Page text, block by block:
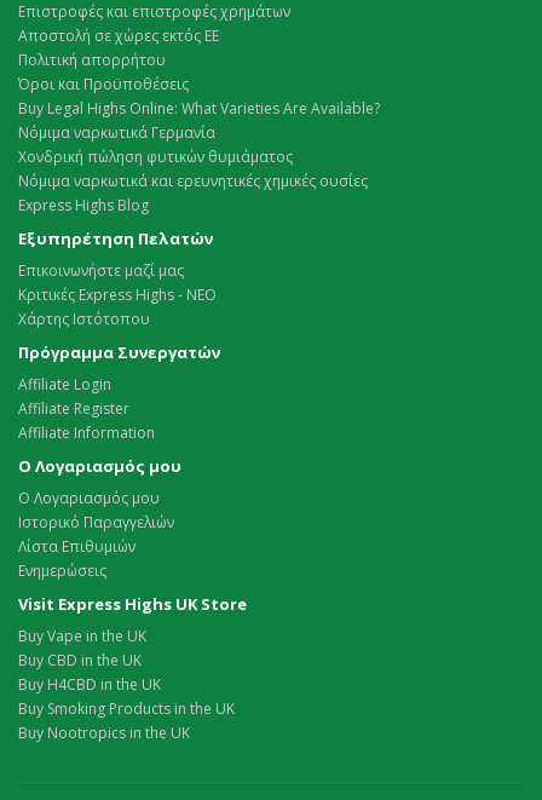
Επιστροφές και επιστροφές χρημάτων
Αποστολή σε χώρες εκτός ΕΕ
Πολιτική απορρήτου
Όροι και Προϋποθέσεις
Buy Legal Highs Online: What Varieties Are Available?
Νόμιμα ναρκωτικά Γερμανία
Χονδρική πώληση φυτικών θυμιάματος
Νόμιμα ναρκωτικά και ερευνητικές χημικές ουσίες
Express Highs Blog
Εξυπηρέτηση Πελατών
Επικοινωνήστε μαζί μας
Κριτικές Express Highs - ΝΕΟ
Χάρτης Ιστότοπου
Πρόγραμμα Συνεργατών
Affiliate Login
Affiliate Register
Affiliate Information
Ο Λογαριασμός μου
Ο Λογαριασμός μου
Ιστορικό Παραγγελιών
Λίστα Επιθυμιών
Ενημερώσεις
Visit Express Highs UK Store
Buy Vape in the UK
Buy CBD in the UK
Buy H4CBD in the UK
Buy Smoking Products in the UK
Buy Nootropics in the UK